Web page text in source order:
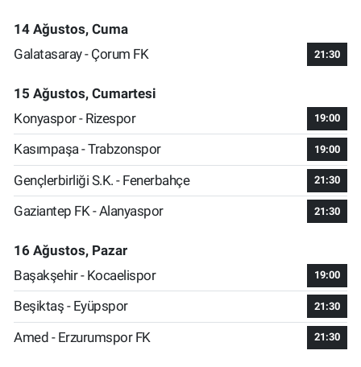
14 Ağustos, Cuma
Galatasaray - Çorum FK
21:30
15 Ağustos, Cumartesi
Konyaspor - Rizespor
19:00
Kasımpaşa - Trabzonspor 19:00
Gençlerbirliği S.K. - Fenerbahçe 21:30
Gaziantep FK - Alanyaspor 21:30
16 Ağustos, Pazar
Başakşehir - Kocaelispor
19:00
Beşiktaş - Eyüpspor 21:30
Amed - Erzurumspor FK 21:30